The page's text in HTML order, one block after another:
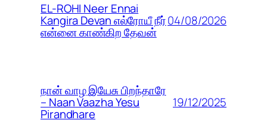
EL-ROHI Neer Ennai
Kangira Devan எல்ரோயீ நீர்
என்னை காண்கிற தேவன்
04/08/2026
நான் வாழ இயேசு பிறந்தாரே
– Naan Vaazha Yesu
Pirandhare
19/12/2025